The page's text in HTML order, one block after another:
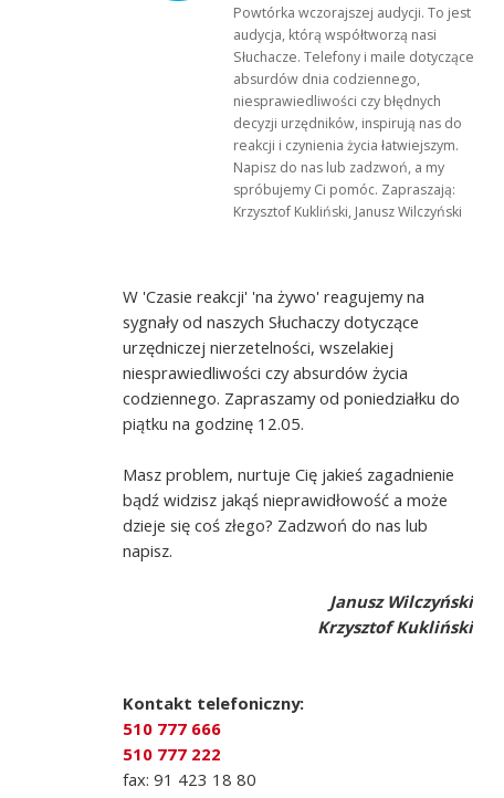
Powtórka wczorajszej audycji. To jest
audycja, którą współtworzą nasi
Słuchacze. Telefony i maile dotyczące
absurdów dnia codziennego,
niesprawiedliwości czy błędnych
decyzji urzędników, inspirują nas do
reakcji i czynienia życia łatwiejszym.
Napisz do nas lub zadzwoń, a my
spróbujemy Ci pomóc. Zapraszają:
Krzysztof Kukliński, Janusz Wilczyński
W 'Czasie reakcji' 'na żywo' reagujemy na
sygnały od naszych Słuchaczy dotyczące
urzędniczej nierzetelności, wszelakiej
niesprawiedliwości czy absurdów życia
codziennego. Zapraszamy od poniedziałku do
piątku na godzinę 12.05.
Masz problem, nurtuje Cię jakieś zagadnienie
bądź widzisz jakąś nieprawidłowość a może
dzieje się coś złego? Zadzwoń do nas lub
napisz.
Janusz Wilczyński
Krzysztof Kukliński
Kontakt telefoniczny:
510 777 666
510 777 222
fax: 91 423 18 80